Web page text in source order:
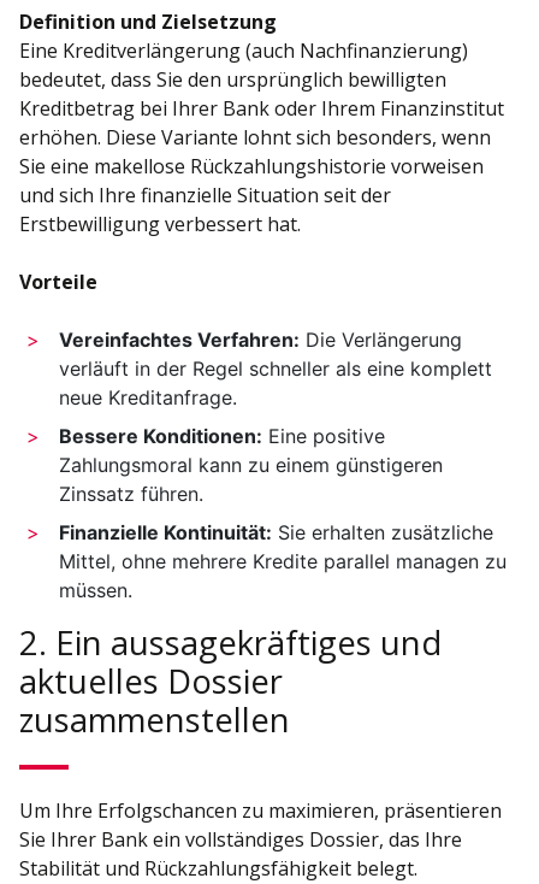
Definition und Zielsetzung
Eine Kreditverlängerung (auch Nachfinanzierung)
bedeutet, dass Sie den ursprünglich bewilligten
Kreditbetrag bei Ihrer Bank oder Ihrem Finanzinstitut
erhöhen. Diese Variante lohnt sich besonders, wenn
Sie eine makellose Rückzahlungshistorie vorweisen
und sich Ihre finanzielle Situation seit der
Erstbewilligung verbessert hat.
Vorteile
Vereinfachtes Verfahren: Die Verlängerung
verläuft in der Regel schneller als eine komplett
neue Kreditanfrage.
Bessere Konditionen: Eine positive
Zahlungsmoral kann zu einem günstigeren
Zinssatz führen.
Finanzielle Kontinuität: Sie erhalten zusätzliche
Mittel, ohne mehrere Kredite parallel managen zu
müssen.
2. Ein aussagekräftiges und
aktuelles Dossier
zusammenstellen
Um Ihre Erfolgschancen zu maximieren, präsentieren
Sie Ihrer Bank ein vollständiges Dossier, das Ihre
Stabilität und Rückzahlungsfähigkeit belegt.